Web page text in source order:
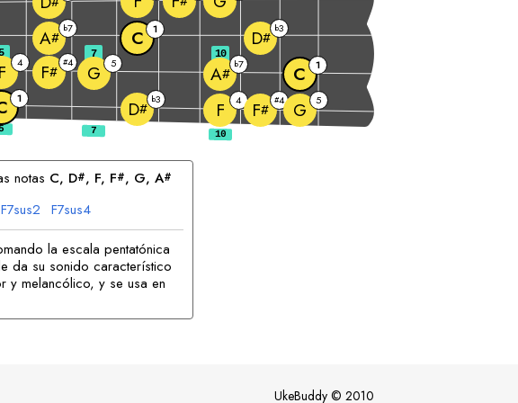
1 D#
b3 F 4 F#
#4 G 5
F 4 F#
#4 G 5 A#
b7 C 1
A#
b7 C 1 D#
b3
7 10
notas C, D#, F, F#, G, A#
F7sus2 F7sus4
la escala pentatónica
da su sonido característico
y melancólico, y se usa en
UkeBuddy © 2010